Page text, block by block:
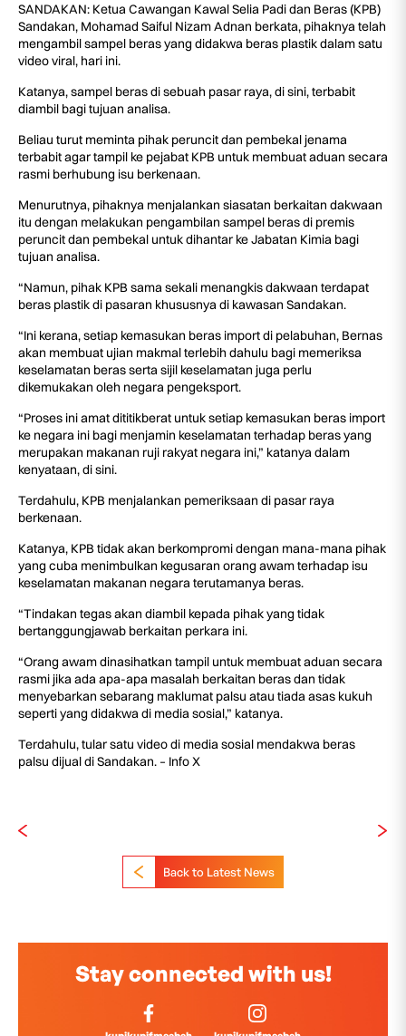
SANDAKAN: Ketua Cawangan Kawal Selia Padi dan Beras (KPB)
Sandakan, Mohamad Saiful Nizam Adnan berkata, pihaknya telah
mengambil sampel beras yang didakwa beras plastik dalam satu
video viral, hari ini.
Katanya, sampel beras di sebuah pasar raya, di sini, terbabit
diambil bagi tujuan analisa.
Beliau turut meminta pihak peruncit dan pembekal jenama
terbabit agar tampil ke pejabat KPB untuk membuat aduan secara
rasmi berhubung isu berkenaan.
Menurutnya, pihaknya menjalankan siasatan berkaitan dakwaan
itu dengan melakukan pengambilan sampel beras di premis
peruncit dan pembekal untuk dihantar ke Jabatan Kimia bagi
tujuan analisa.
“Namun, pihak KPB sama sekali menangkis dakwaan terdapat
beras plastik di pasaran khususnya di kawasan Sandakan.
“Ini kerana, setiap kemasukan beras import di pelabuhan, Bernas
akan membuat ujian makmal terlebih dahulu bagi memeriksa
keselamatan beras serta sijil keselamatan juga perlu
dikemukakan oleh negara pengeksport.
“Proses ini amat dititikberat untuk setiap kemasukan beras import
ke negara ini bagi menjamin keselamatan terhadap beras yang
merupakan makanan ruji rakyat negara ini,” katanya dalam
kenyataan, di sini.
Terdahulu, KPB menjalankan pemeriksaan di pasar raya
berkenaan.
Katanya, KPB tidak akan berkompromi dengan mana-mana pihak
yang cuba menimbulkan kegusaran orang awam terhadap isu
keselamatan makanan negara terutamanya beras.
“Tindakan tegas akan diambil kepada pihak yang tidak
bertanggungjawab berkaitan perkara ini.
“Orang awam dinasihatkan tampil untuk membuat aduan secara
rasmi jika ada apa-apa masalah berkaitan beras dan tidak
menyebarkan sebarang maklumat palsu atau tiada asas kukuh
seperti yang didakwa di media sosial,” katanya.
Terdahulu, tular satu video di media sosial mendakwa beras
palsu dijual di Sandakan. – Info X
Back to Latest News
Stay connected with us!